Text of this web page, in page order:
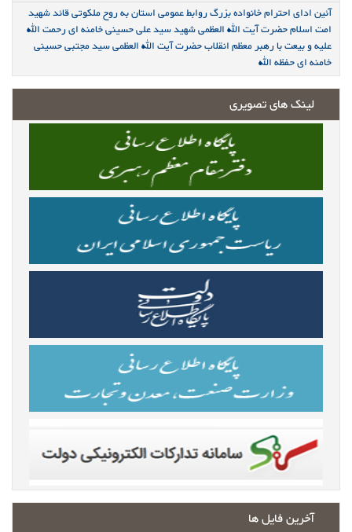
آئین ادای احترام خانواده بزرگ روابط عمومی استان به روح ملکوتی قائد شهید
امت اسلام حضرت آیت الله العظمی شهید سید علی حسینی خامنه ای رحمت الله
علیه و بیعت با رهبر معظم انقلاب حضرت آیت الله العظمی سید مجتبی حسینی
خامنه ای حفظه الله
لینک های تصویری
آخرین فایل ها